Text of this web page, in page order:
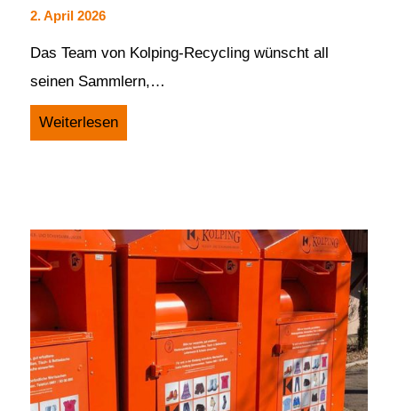
2. April 2026
Das Team von Kolping-Recycling wünscht all
seinen Sammlern,…
Weiterlesen